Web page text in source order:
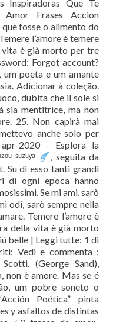
, seguita da
Su di esso tanti grandi
di ogni epoca hanno
Se mi ami, sarò
odi, sarò sempre nella
Temere l’amore è
della vita è già morto
belle | Leggi tutte; 1 di
Vedi e commenta ;
(George Sand),
non è amore. Mas se é
um pobre soneto o
Poética” pinta
y asfaltos de distintas